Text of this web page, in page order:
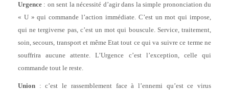
Urgence : on sent la nécessité d’agir dans la simple prononciation du
« U » qui commande l’action immédiate. C’est un mot qui impose,
qui ne tergiverse pas, c’est un mot qui bouscule. Service, traitement,
soin, secours, transport et même Etat tout ce qui va suivre ce terme ne
souffrira aucune attente. L’Urgence c’est l’exception, celle qui
commande tout le reste.
Union : c’est le rassemblement face à l’ennemi qu’est ce virus